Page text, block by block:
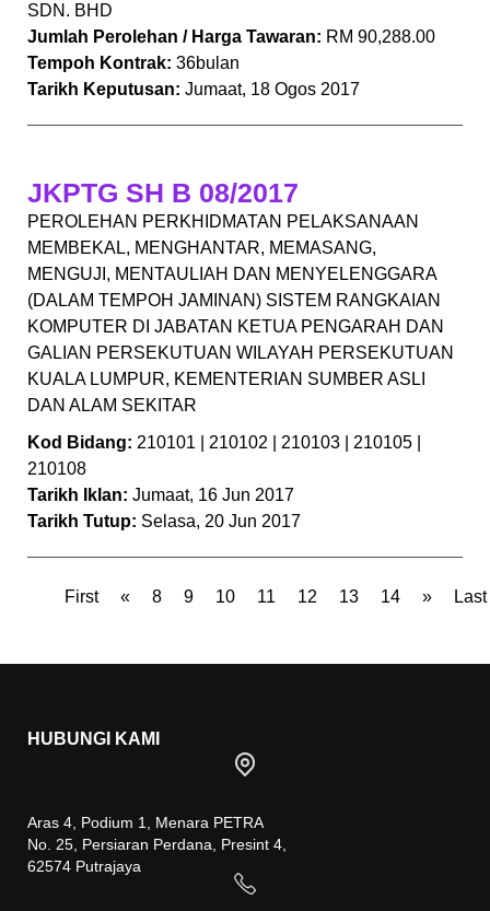
SDN. BHD
Jumlah Perolehan / Harga Tawaran: RM 90,288.00
Tempoh Kontrak: 36bulan
Tarikh Keputusan: Jumaat, 18 Ogos 2017
JKPTG SH B 08/2017
PEROLEHAN PERKHIDMATAN PELAKSANAAN
MEMBEKAL, MENGHANTAR, MEMASANG,
MENGUJI, MENTAULIAH DAN MENYELENGGARA
(DALAM TEMPOH JAMINAN) SISTEM RANGKAIAN
KOMPUTER DI JABATAN KETUA PENGARAH DAN
GALIAN PERSEKUTUAN WILAYAH PERSEKUTUAN
KUALA LUMPUR, KEMENTERIAN SUMBER ASLI
DAN ALAM SEKITAR
Kod Bidang: 210101 | 210102 | 210103 | 210105 |
210108
Tarikh Iklan: Jumaat, 16 Jun 2017
Tarikh Tutup: Selasa, 20 Jun 2017
First « 8 9 10 11 12 13 14 » Last
HUBUNGI KAMI
Aras 4, Podium 1, Menara PETRA
No. 25, Persiaran Perdana, Presint 4,
62574 Putrajaya